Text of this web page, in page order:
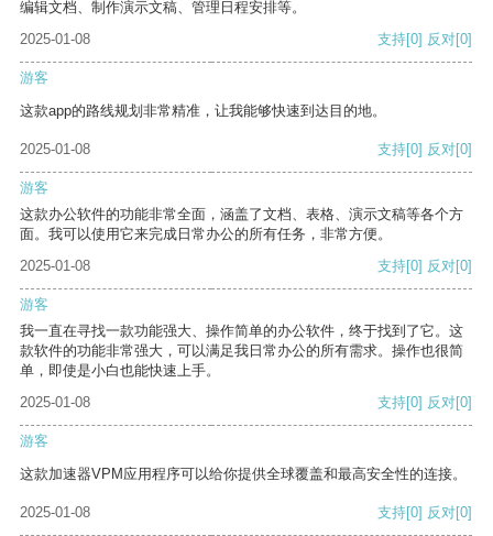
编辑文档、制作演示文稿、管理日程安排等。
2025-01-08
支持[0] 反对[0]
游客
这款app的路线规划非常精准，让我能够快速到达目的地。
2025-01-08 支持[0] 反对[0]
游客
这款办公软件的功能非常全面，涵盖了文档、表格、演示文稿等各个方
面。我可以使用它来完成日常办公的所有任务，非常方便。
2025-01-08
支持[0] 反对[0]
游客
我一直在寻找一款功能强大、操作简单的办公软件，终于找到了它。这
款软件的功能非常强大，可以满足我日常办公的所有需求。操作也很简
单，即使是小白也能快速上手。
2025-01-08
支持[0] 反对[0]
游客
这款加速器VPM应用程序可以给你提供全球覆盖和最高安全性的连接。
2025-01-08 支持[0] 反对[0]